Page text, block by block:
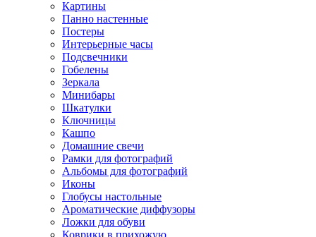
Картины
Панно настенные
Постеры
Интерьерные часы
Подсвечники
Гобелены
Зеркала
Минибары
Шкатулки
Ключницы
Кашпо
Домашние свечи
Рамки для фотографий
Альбомы для фотографий
Иконы
Глобусы настольные
Ароматические диффузоры
Ложки для обуви
Коврики в прихожую